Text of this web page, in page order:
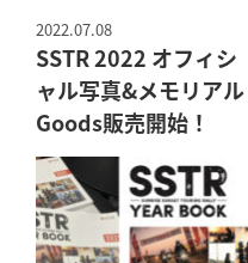
2022.07.08
SSTR 2022 オフィシ
ャル写真&メモリアル
Goods販売開始！